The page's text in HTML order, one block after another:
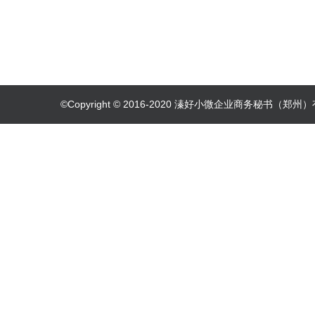
©Copyright © 2016-2020 溱好小微企业商务秘书（郑州）